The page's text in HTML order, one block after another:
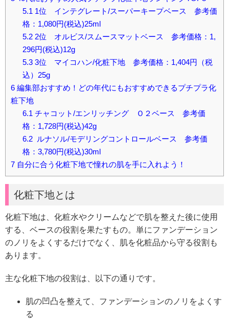
5.1 1位 インテグレート/スーパーキープベース 参考価
格：1,080円(税込)25ml
5.22位 オルビス/スムースマットベース 参考価格：1,
296円(税込)12g
5.33位 マイコハン/化粧下地 参考価格：1,404円（税
込）25g
6 編集部おすすめ！どの年代にもおすすめできるプチプラ化
粧下地
6.1 チャコット/エンリッチング Ｏ２ベース 参考価
格：1,728円(税込)42g
6.2ルナソル/モデリングコントロールベース 参考価
格：3,780円(税込)30ml
7 自分に合う化粧下地で憧れの肌を手に入れよう！
化粧下地とは
化粧下地は、化粧水やクリームなどで肌を整えた後に使用
する、ベースの役割を果たすもの。 単にファンデーション
のノリをよくするだけでなく、肌を化粧品から守る役割も
あります。
主な化粧下地の役割は、以下の通りです。
肌の凹凸を整えて、ファンデーションのノリをよくす
る